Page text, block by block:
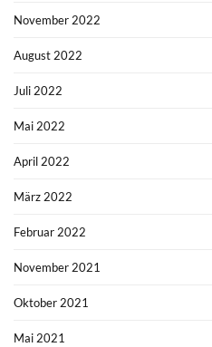
November 2022
August 2022
Juli 2022
Mai 2022
April 2022
März 2022
Februar 2022
November 2021
Oktober 2021
Mai 2021